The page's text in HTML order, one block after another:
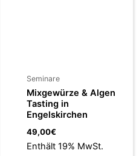
Seminare
Mixgewürze & Algen
Tasting in
Engelskirchen
49,00€
Enthält 19% MwSt.
auf
der
Produktseite
werden